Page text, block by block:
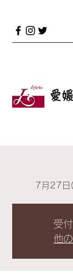
愛
7月27日
受
他